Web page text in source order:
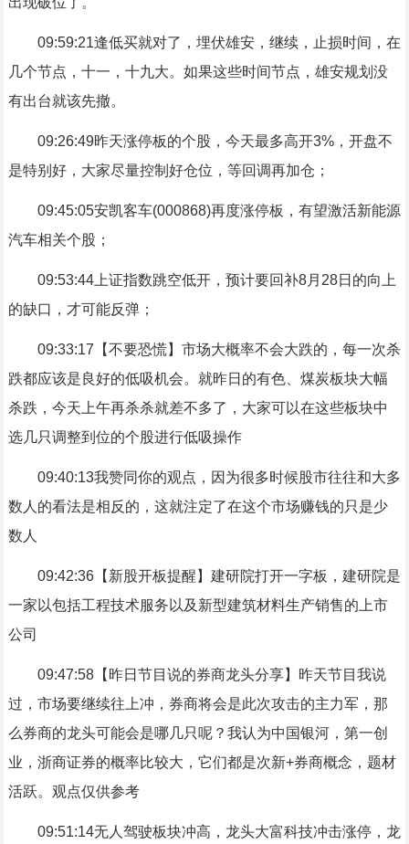
09:59:21逢低买就对了，埋伏雄安，继续，止损时间，在
几个节点，十一，十九大。如果这些时间节点，雄安规划没
有出台就该先撤。
09:26:49昨天涨停板的个股，今天最多高开3%，开盘不
是特别好，大家尽量控制好仓位，等回调再加仓；
09:45:05安凯客车(000868)再度涨停板，有望激活新能源
汽车相关个股；
09:53:44上证指数跳空低开，预计要回补8月28日的向上
的缺口，才可能反弹；
09:33:17【不要恐慌】市场大概率不会大跌的，每一次杀
跌都应该是良好的低吸机会。就昨日的有色、煤炭板块大幅
杀跌，今天上午再杀杀就差不多了，大家可以在这些板块中
选几只调整到位的个股进行低吸操作
09:40:13我赞同你的观点，因为很多时候股市往往和大多
数人的看法是相反的，这就注定了在这个市场赚钱的只是少
数人
09:42:36【新股开板提醒】建研院打开一字板，建研院是
一家以包括工程技术服务以及新型建筑材料生产销售的上市
公司
09:47:58【昨日节目说的券商龙头分享】昨天节目我说
过，市场要继续往上冲，券商将会是此次攻击的主力军，那
么券商的龙头可能会是哪几只呢？我认为中国银河，第一创
业，浙商证券的概率比较大，它们都是次新+券商概念，题材
活跃。观点仅供参考
09:51:14无人驾驶板块冲高，龙头大富科技冲击涨停，龙